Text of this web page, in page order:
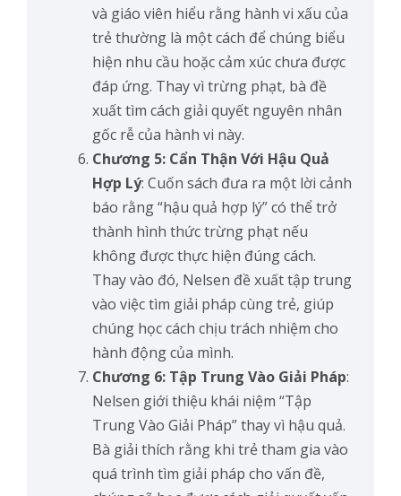
và giáo viên hiểu rằng hành vi xấu của
trẻ thường là một cách để chúng biểu
hiện nhu cầu hoặc cảm xúc chưa được
đáp ứng. Thay vì trừng phạt, bà đề
xuất tìm cách giải quyết nguyên nhân
gốc rễ của hành vi này.
Chương 5: Cẩn Thận Với Hậu Quả
Hợp Lý: Cuốn sách đưa ra một lời cảnh
báo rằng “hậu quả hợp lý” có thể trở
thành hình thức trừng phạt nếu
không được thực hiện đúng cách.
Thay vào đó, Nelsen đề xuất tập trung
vào việc tìm giải pháp cùng trẻ, giúp
chúng học cách chịu trách nhiệm cho
hành động của mình.
Chương 6: Tập Trung Vào Giải Pháp:
Nelsen giới thiệu khái niệm “Tập
Trung Vào Giải Pháp” thay vì hậu quả.
Bà giải thích rằng khi trẻ tham gia vào
quá trình tìm giải pháp cho vấn đề,